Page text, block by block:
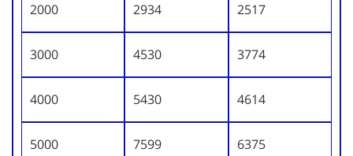
2000 2934 2517
3000 4530 3774
4000 5430 4614
5000 7599 6375